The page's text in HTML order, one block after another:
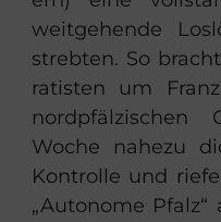
weit­ge­hen­de
streb­ten. So
ra­tis­ten um
nord­pfäl­zi­schen
Woche na­he­zu
Kon­trol­le und
„Au­to­no­me